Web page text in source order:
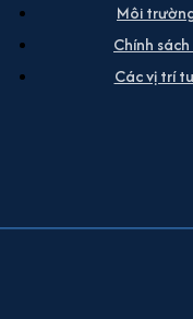
Môi
Chính
Các vị trí